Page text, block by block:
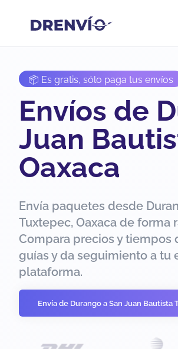
📦 Es gratis, sólo paga tus envíos
Envíos de
Juan
Oaxaca
Envía paquetes desde
Tuxtepec, Oaxaca de forma
Compara precios y tiempos
guías y da seguimiento a tu
plataforma.
Envía de Durango a San Juan Bautista